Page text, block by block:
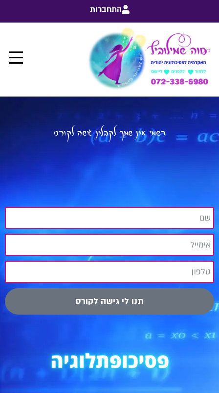
התחברות
רשמי את שמך לקבלת גישה לקורס
תנו לי גישה לקורס